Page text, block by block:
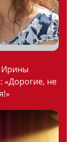
Ирины
«Дорогие, не